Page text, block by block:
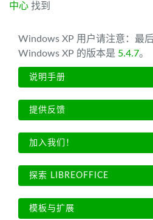
中心 找到
Windows XP 用户请注意：最
Windows XP 的版本是 5.4.7。
说明手册
提供反馈
加入我们！
探索 LIBREOFFICE
模板与扩展